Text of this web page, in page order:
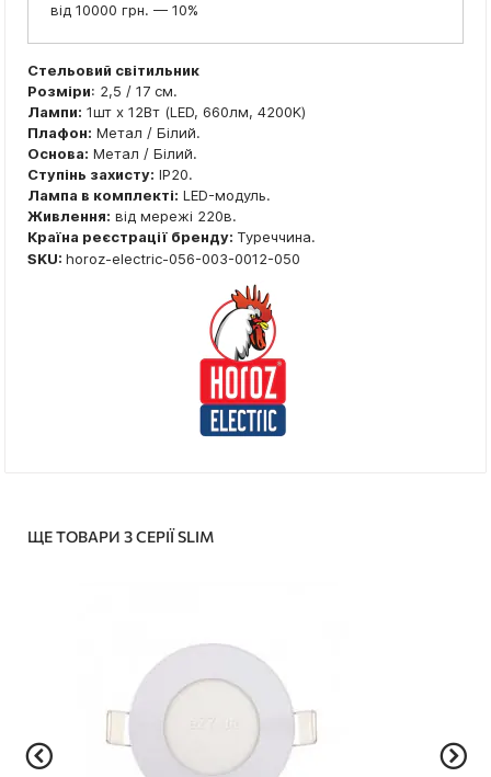
від 10000 грн. — 10%
Стельовий світильник
Розміри: 2,5 / 17 см.
Лампи: 1шт x 12Вт (LED, 660лм, 4200K)
Плафон: Метал / Білий.
Основа: Метал / Білий.
Ступінь захисту: IP20.
Лампа в комплекті: LED-модуль.
Живлення: від мережі 220в.
Країна реєстрації бренду: Туреччина.
SKU: horoz-electric-056-003-0012-050
ЩЕ ТОВАРИ З СЕРІЇ SLIM